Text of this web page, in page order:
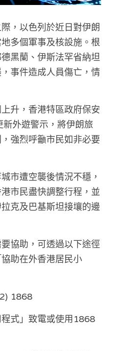
，以色列於近日對伊朗
多個軍事及核設施。根
黑蘭、伊斯法罕省納坦
事件造成人員傷亡，情
升，香港特區政府保安
外遊警示，將伊朗旅
強烈呼籲市民如非必要
市遭空襲後情況不穩，
市民盡快調整行程，並
克及巴基斯坦接壤的邊
協助，可透過以下途徑
助在外香港居民小
1868
式」致電或使用1868